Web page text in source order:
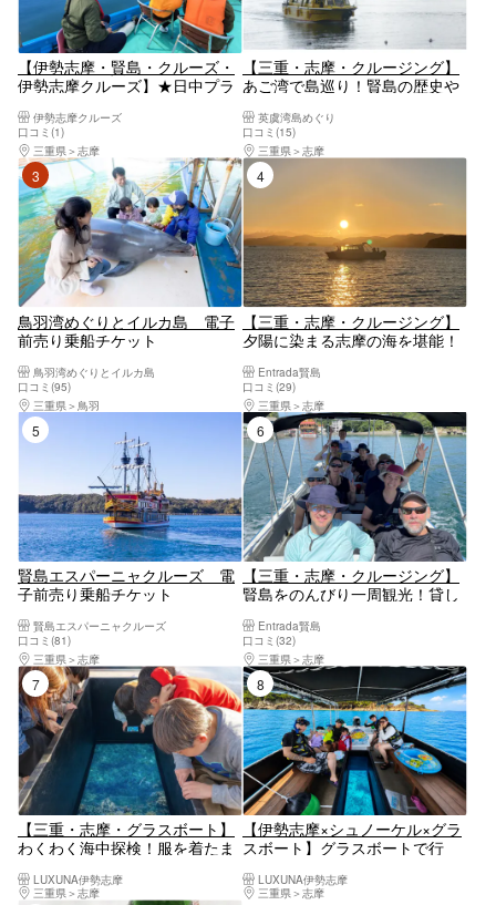
【伊勢志摩・賢島・クルーズ・
伊勢志摩クルーズ】★日中プラ
OK※ご予約は２名様から承って
おります。※貸し切りプランは
お電話にてご予約承っておりま
す。
伊勢志摩クルーズ
口コミ(1)
三重県
志摩
【三重・志摩・クルージング】
あご湾で島巡り！賢島の歴史や
な解説もお楽しみください。フ
ァミリーにおすすめ！未就学児
無料！＜乗合船＞
英虞湾島めぐり
口コミ(15)
三重県
志摩
3位
鳥羽湾めぐりとイルカ島 電子
前売り乗船チケット
鳥羽湾めぐりとイルカ島
口コミ(95)
三重県
鳥羽
【三重・志摩・クルージング】
夕陽に染まる志摩の海を堪能！
Entrada賢島
口コミ(29)
三重県
志摩
賢島エスパーニャクルーズ 電
子前売り乗船チケット
賢島エスパーニャクルーズ
口コミ(81)
三重県
志摩
6位
【三重・志摩・クルージング】
賢島をのんびり一周観光！貸し
Entrada賢島
口コミ(32)
三重県
志摩
7位
【三重・志摩・グラスボート】
わくわく海中探検！服を着たま
初！グラスボート
LUXUNA伊勢志摩
三重県
志摩
8位
【伊勢志摩×シュノーケル×グラ
スボート】グラスボートで行
LUXUNA伊勢志摩
三重県
志摩